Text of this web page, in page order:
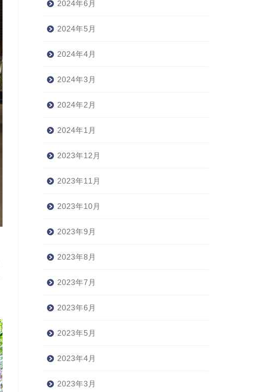
2024年6月
2024年5月
2024年4月
2024年3月
2024年2月
2024年1月
2023年12月
2023年11月
2023年10月
2023年9月
2023年8月
2023年7月
2023年6月
2023年5月
2023年4月
2023年3月